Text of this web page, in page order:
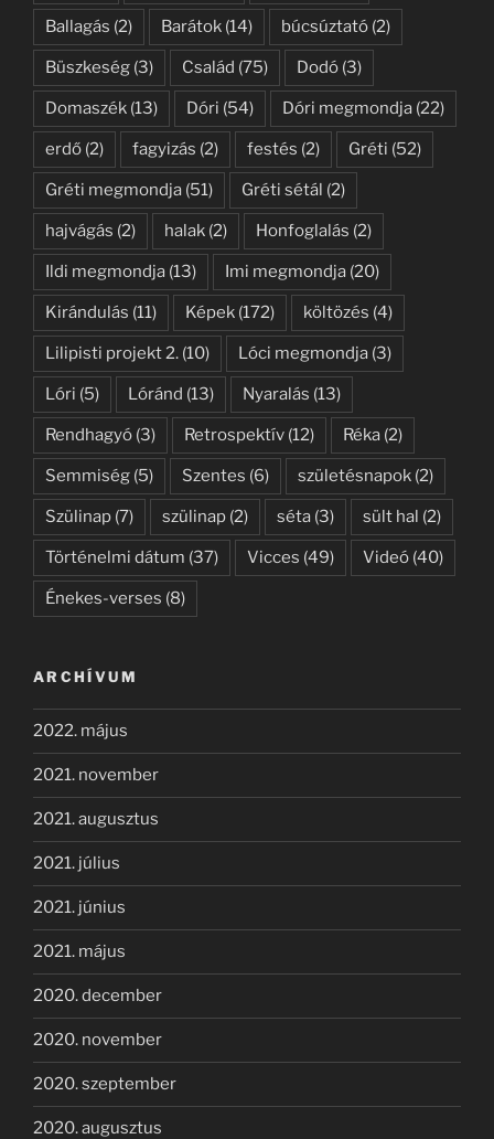
Ballagás (2) Barátok (14) búcsúztató (2)
Büszkeség (3) Család (75) Dodó (3)
Domaszék (13) Dóri (54) Dóri megmondja (22)
erdő (2) fagyizás (2) festés (2) Gréti (52)
Gréti megmondja (51) Gréti sétál (2)
hajvágás (2) halak (2) Honfoglalás (2)
Ildi megmondja (13) Imi megmondja (20)
Kirándulás (11) Képek (172) költözés (4)
Lilipisti projekt 2. (10) Lóci megmondja (3)
Lóri (5) Lóránd (13) Nyaralás (13)
Rendhagyó (3) Retrospektív (12) Réka (2)
Semmiség (5) Szentes (6) születésnapok (2)
Szülinap (7) szülinap (2) séta (3) sült hal (2)
Történelmi dátum (37) Vicces (49) Videó (40)
Énekes-verses (8)
ARCHÍVUM
2022. május
2021. november
2021. augusztus
2021. július
2021. június
2021. május
2020. december
2020. november
2020. szeptember
2020. augusztus